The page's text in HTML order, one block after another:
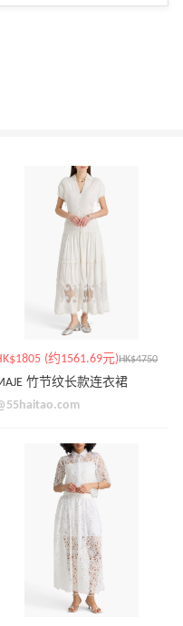
(约1561.69元)HK$4750
竹节纹长款连衣裙